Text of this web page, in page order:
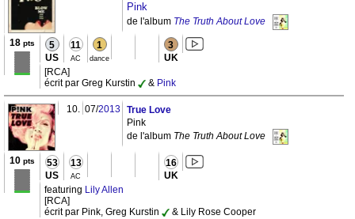
Pink
de l'album The Truth About Love
18 pts 5
US
11
AC
1
dance
3
UK
[RCA]
écrit par Greg Kurstin
& Pink
10. 07/2013
True Love
Pink
de l'album The Truth About Love
10 pts 53
US
13
AC
16
UK
featuring Lily Allen
[RCA]
écrit par Pink, Greg Kurstin
& Lily Rose Cooper